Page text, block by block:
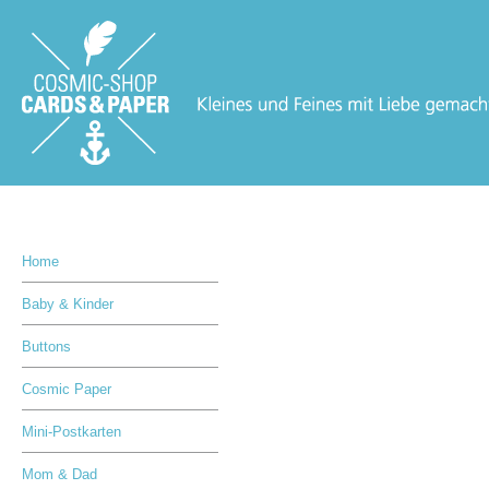
Home
Baby & Kinder
Buttons
Cosmic Paper
Mini-Postkarten
Mom & Dad